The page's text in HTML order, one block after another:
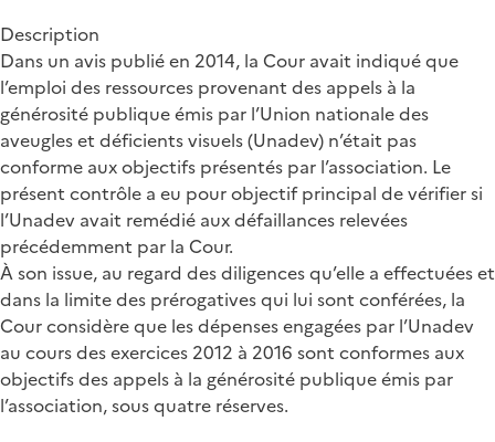
Description
Dans un avis publié en 2014, la Cour avait indiqué que
l’emploi des ressources provenant des appels à la
générosité publique émis par l’Union nationale des
aveugles et déficients visuels (Unadev) n’était pas
conforme aux objectifs présentés par l’association. Le
présent contrôle a eu pour objectif principal de vérifier si
l’Unadev avait remédié aux défaillances relevées
précédemment par la Cour.
À son issue, au regard des diligences qu’elle a effectuées et
dans la limite des prérogatives qui lui sont conférées, la
Cour considère que les dépenses engagées par l’Unadev
au cours des exercices 2012 à 2016 sont conformes aux
objectifs des appels à la générosité publique émis par
l’association, sous quatre réserves.